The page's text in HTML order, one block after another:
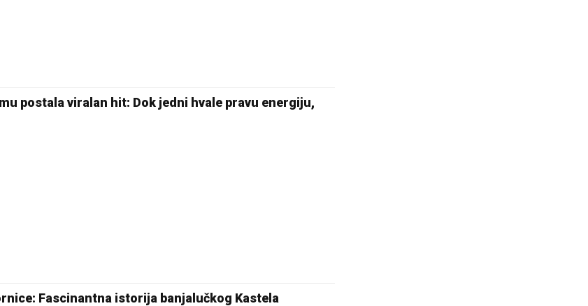
postala viralan hit: Dok jedni hvale pravu energiju,
Fascinantna istorija banjalučkog Kastela